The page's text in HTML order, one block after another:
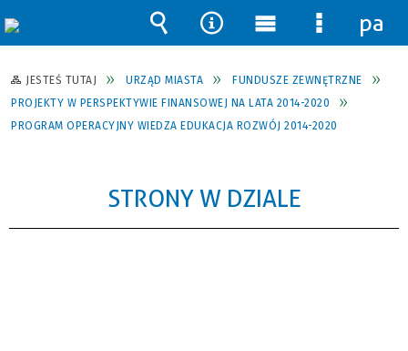
JESTEŚ TUTAJ URZĄD MIASTA
FUNDUSZE ZEWNĘTRZNE
PROJEKTY W PERSPEKTYWIE FINANSOWEJ NA LATA 2014-2020
PROGRAM OPERACYJNY WIEDZA EDUKACJA ROZWÓJ 2014-2020
STRONY W DZIALE
Wyszukiwarka
Narzędzia
Menu
główne
Menu